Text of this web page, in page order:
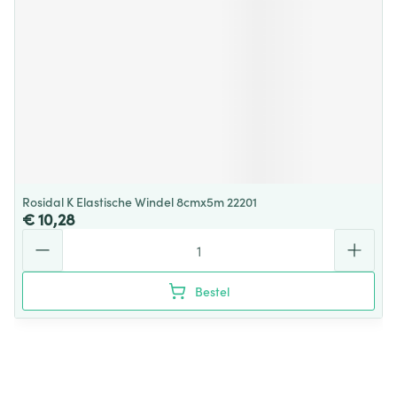
Rosidal K Elastische Windel 8cmx5m 22201
€ 10,28
Bestel